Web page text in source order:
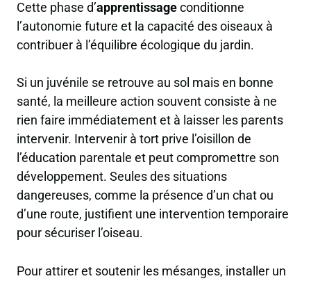
Cette phase d’apprentissageconditionne
l’autonomie future et la capacité des oiseaux à
contribuer à l’équilibre écologique du jardin.
Si un juvénile se retrouve au sol mais en bonne
santé, la meilleure action souvent consiste à ne
rien faire immédiatement et à laisser les parents
intervenir. Intervenir à tort prive l’oisillon de
l’éducation parentale et peut compromettre son
développement. Seules des situations
dangereuses, comme la présence d’un chat ou
d’une route, justifient une intervention temporaire
pour sécuriser l’oiseau.
Pour attirer et soutenir les mésanges, installer un